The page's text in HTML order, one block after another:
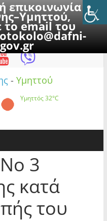
επικοινωνία με
το email του
2026
- Υμηττού
Υμηττός32°C
3
κατά
του